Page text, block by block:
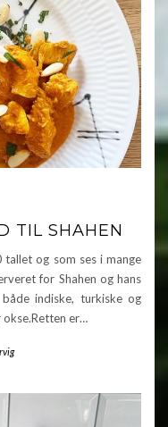
TIL SHAHEN
og som ses i mange
for Shahen og hans
indiske, turkiske og
okse.Retten er…